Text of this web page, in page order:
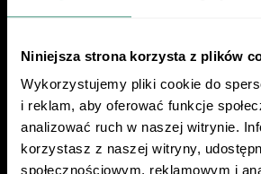
Niniejsza strona korzysta z plików
Wykorzystujemy pliki cookie do
i reklam, aby oferować funkcje
analizować ruch w naszej witrynie.
korzystasz z naszej witryny,
społecznościowym, reklamowym i
Zdrowo poskramiamy zbędne